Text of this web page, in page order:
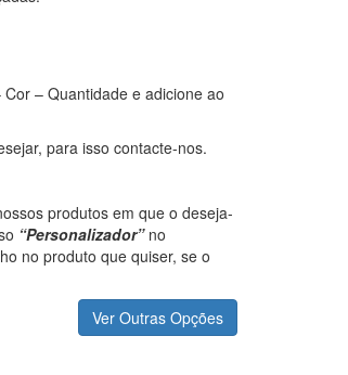
– Quantidade e adicione ao
para isso contacte-nos.
produtos em que o deseja-
“Personalizador” no
no produto que quiser, se o
Ver Outras Opções